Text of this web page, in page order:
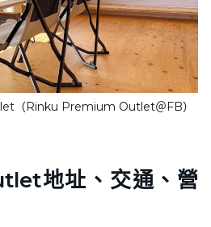
（Rinku Premium Outlet＠FB）
地址、交通、營